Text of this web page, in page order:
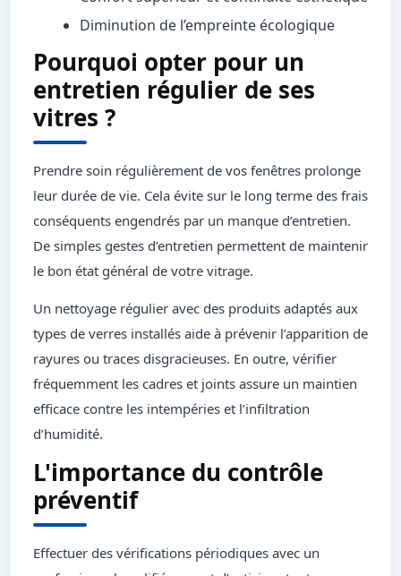
Diminution de l’empreinte écologique
Pourquoi opter pour un
entretien régulier de ses
vitres ?
Prendre soin régulièrement de vos fenêtres prolonge
leur durée de vie. Cela évite sur le long terme des frais
conséquents engendrés par un manque d’entretien.
De simples gestes d’entretien permettent de maintenir
le bon état général de votre vitrage.
Un nettoyage régulier avec des produits adaptés aux
types de verres installés aide à prévenir l’apparition de
rayures ou traces disgracieuses. En outre, vérifier
fréquemment les cadres et joints assure un maintien
efficace contre les intempéries et l’infiltration
d’humidité.
L'importance du contrôle
préventif
Effectuer des vérifications périodiques avec un